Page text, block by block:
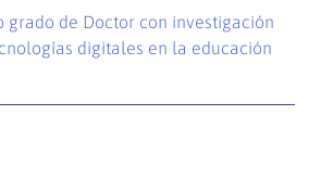
grado de Doctor con investigación
digitales en la educación